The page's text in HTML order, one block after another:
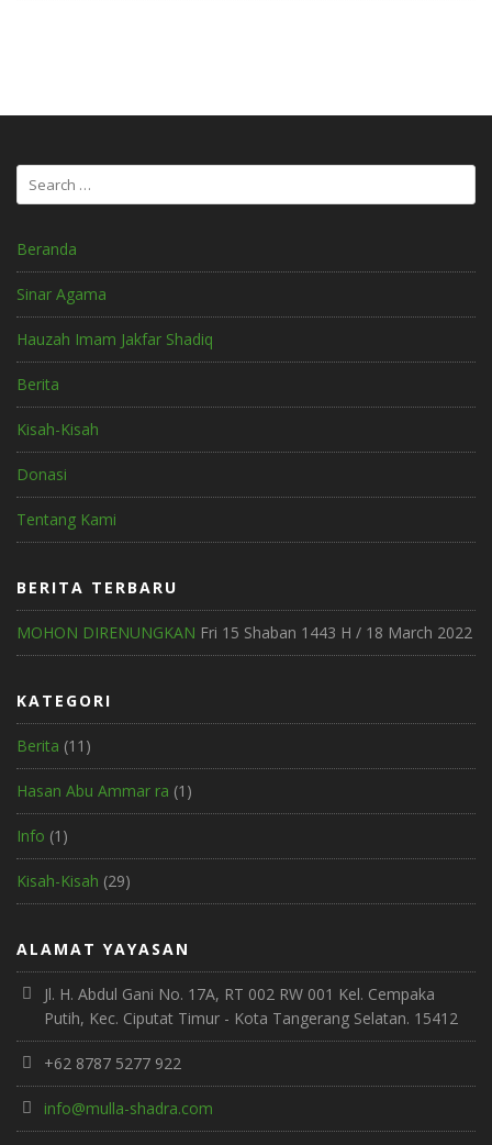
Search
for:
Beranda
Sinar Agama
Hauzah Imam Jakfar Shadiq
Berita
Kisah-Kisah
Donasi
Tentang Kami
BERITA TERBARU
MOHON DIRENUNGKAN Fri 15 Shaban 1443 H / 18 March 2022
KATEGORI
Berita (11)
Hasan Abu Ammar ra (1)
Info (1)
Kisah-Kisah (29)
ALAMAT YAYASAN
Jl. H. Abdul Gani No. 17A, RT 002 RW 001 Kel. Cempaka
Putih, Kec. Ciputat Timur - Kota Tangerang Selatan. 15412
+62 8787 5277 922
info@mulla-shadra.com